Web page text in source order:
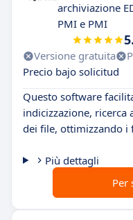
archiviazione
PMI e PMI
Versione gratuita
Precio bajo solicitud
Questo software
indicizzazione, ricerca
dei file, ottimizzando i
Più dettagli
Per